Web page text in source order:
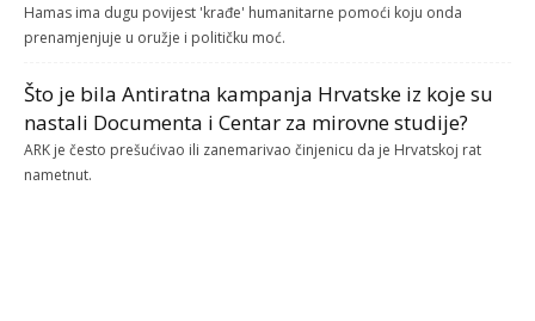
Hamas ima dugu povijest 'krađe' humanitarne pomoći koju onda
prenamjenjuje u oružje i političku moć.
Što je bila Antiratna kampanja Hrvatske iz koje su
nastali Documenta i Centar za mirovne studije?
ARK je često prešućivao ili zanemarivao činjenicu da je Hrvatskoj rat
nametnut.